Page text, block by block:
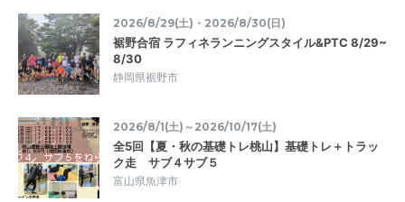
2026/8/29(土)・2026/8/30(日)
裾野合宿 ラフィネランニングスタイル&PTC 8/29~
8/30
静岡県裾野市
2026/8/1(土)～2026/10/17(土)
全5回【夏・秋の基礎トレ桃山】基礎トレ＋トラッ
ク走 サブ４サブ５
富山県魚津市